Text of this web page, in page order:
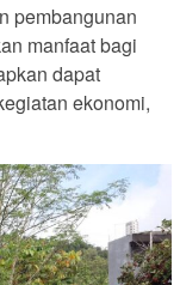
pembangunan
manfaat bagi
dapat
ekonomi,